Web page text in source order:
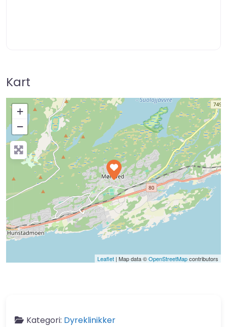
Kart
+
−
Press Enter key to search
Leaflet | Map data ©OpenStreetMapcontributors
Kategori: Dyreklinikker